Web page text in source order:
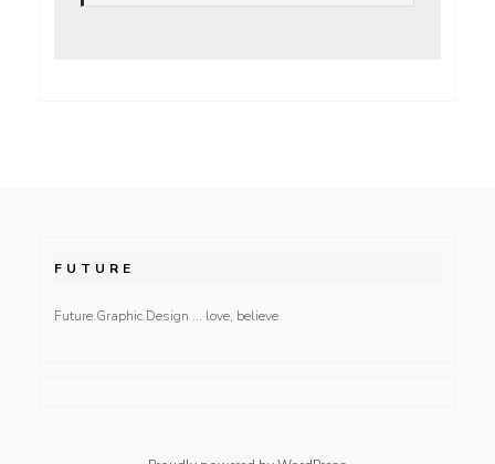
FUTURE
Future.Graphic.Design … love, believe